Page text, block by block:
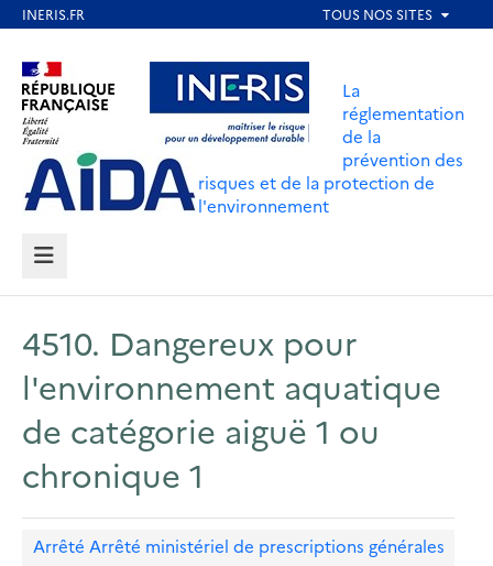
contenu
principal
Aller au contenu Aller au menu
Aller au pied de page
La
réglementation
de la
prévention des
risques et de la protection de
l'environnement
MENU
4510. Dangereux pour
l'environnement aquatique
de catégorie aiguë 1 ou
chronique 1
Arrêté Arrêté ministériel de prescriptions générales